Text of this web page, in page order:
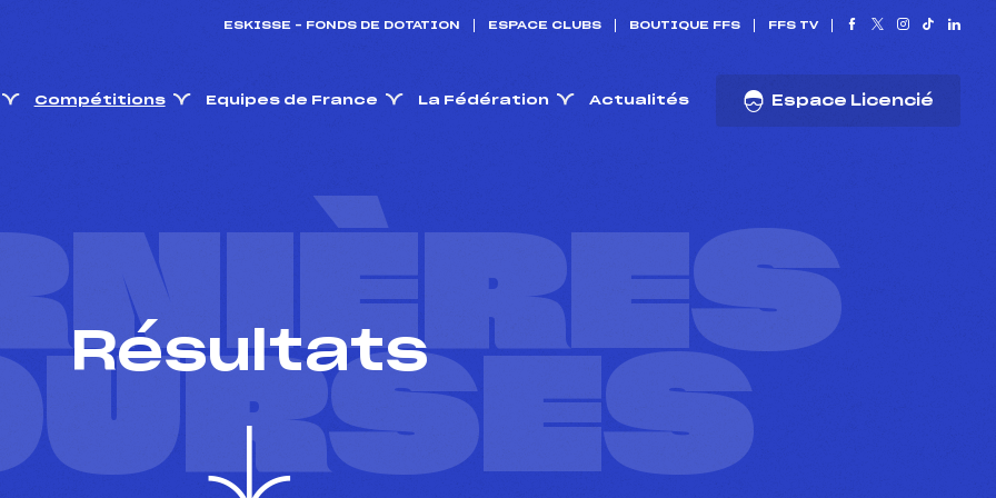
ESKISSE – FONDS DE DOTATION ESPACE CLUBS BOUTIQUE FFS FFS TV
Compétitions Equipes de France La Fédération Actualités Espace Licencié
Résultats